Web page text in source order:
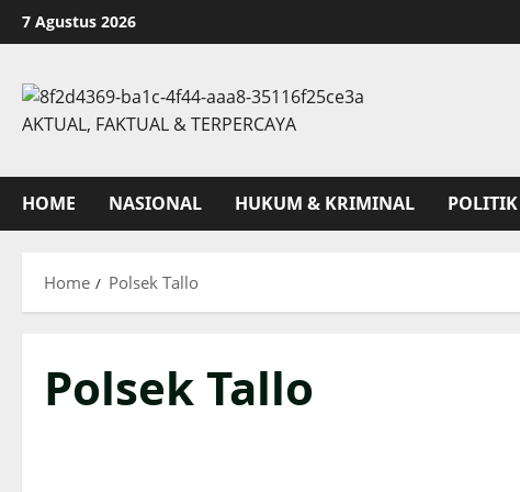
Skip
to
7 Agustus 2026
AKTUAL, FAKTUAL & TERPERCAYA
HOME NASIONAL HUKUM & KRIMINAL POLITIK
Home Polsek Tallo
Polsek Tallo